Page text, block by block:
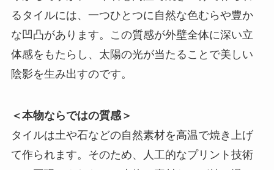
るタイルには、一つひとつに自然な色むらや豊か
な凹凸があります。この質感が外壁全体に深い立
体感をもたらし、太陽の光が当たることで美しい
陰影を生み出すのです。
＜本物ならではの質感＞
タイルは土や石などの自然素材を高温で焼き上げ
て作られます。そのため、人工的なプリント技術